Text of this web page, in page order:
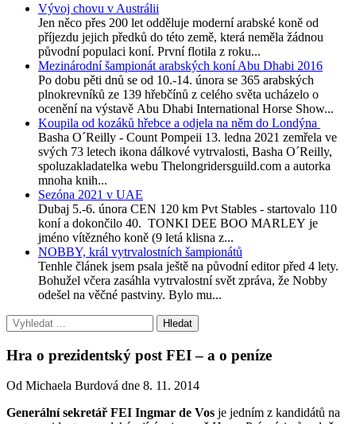
Vývoj chovu v Austrálii
Jen něco přes 200 let odděluje moderní arabské koně od
příjezdu jejich předků do této země, která neměla žádnou
původní populaci koní. První flotila z roku...
Mezinárodní šampionát arabských koní Abu Dhabi 2016
Po dobu pěti dnů se od 10.-14. února se 365 arabských
plnokrevníků ze 139 hřebčínů z celého světa ucházelo o
ocenění na výstavě Abu Dhabi International Horse Show...
Koupila od kozáků hřebce a odjela na něm do Londýna
Basha O´Reilly - Count Pompeii 13. ledna 2021 zemřela ve
svých 73 letech ikona dálkové vytrvalosti, Basha O´Reilly,
spoluzakladatelka webu Thelongridersguild.com a autorka
mnoha knih...
Sezóna 2021 v UAE
Dubaj 5.-6. února CEN 120 km Pvt Stables - startovalo 110
koní a dokončilo 40. TONKI DEE BOO MARLEY je
jméno vítězného koně (9 letá klisna z...
NOBBY, král vytrvalostních šampionátů
Tenhle článek jsem psala ještě na původní editor před 4 lety.
Bohužel včera zasáhla vytrvalostní svět zpráva, že Nobby
odešel na věčné pastviny. Bylo mu...
Hra o prezidentský post FEI – a o peníze
Od Michaela Burdová dne 8. 11. 2014
Generální sekretář FEI Ingmar de Vos je jedním z kandidátů na